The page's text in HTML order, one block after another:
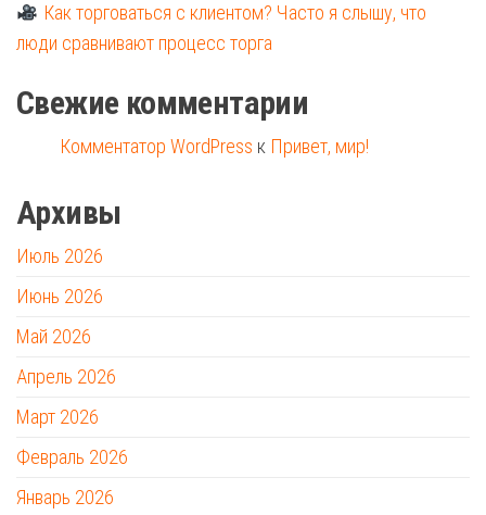
Как торговаться с клиентом? Часто я слышу, что
люди сравнивают процесс торга
Свежие комментарии
Комментатор WordPress к Привет, мир!
Архивы
Июль 2026
Июнь 2026
Май 2026
Апрель 2026
Март 2026
Февраль 2026
Январь 2026